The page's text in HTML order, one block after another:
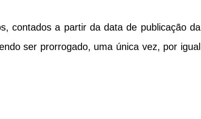
contados a partir da data de publicação da
ser prorrogado, uma única vez, por igual